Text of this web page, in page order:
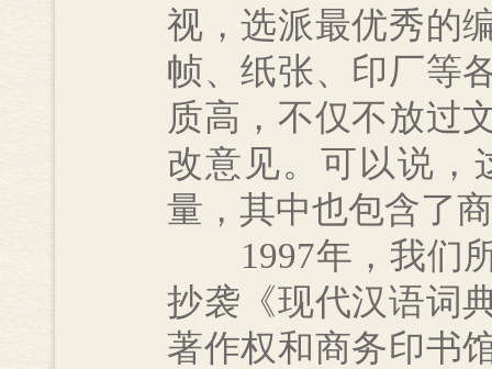
视，选派最优秀的
帧、纸张、印厂等
质高，不仅不放过
改意见。可以说，
量，其中也包含了
1997年，我们所
抄袭《现代汉语词
著作权和商务印书